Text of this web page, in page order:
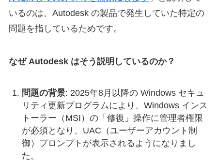
いるのは、Autodesk の製品で発生していた特定の
問題を指しているためです。
なぜ Autodesk はそう説明しているのか？
問題の背景: 2025年8月以降の Windows セキュ
リティ更新プログラムにより、Windows インス
トーラー（MSI）の「修復」操作に管理者権限
が必須となり、UAC（ユーザーアカウント制
御）プロンプトが表示されるようになりまし
た。